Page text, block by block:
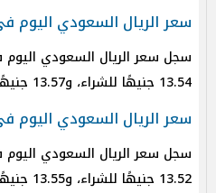
سعر الريال السعودي اليوم
سجل سعر الريال السعودي اليوم
13.54 جنيهًا للشراء، و13.57 جنيهًا للبيع.
سعر الريال السعودي اليوم
سجل سعر الريال السعودي اليوم
13.52 جنيهًا للشراء، و13.55 جنيهًا للبيع.